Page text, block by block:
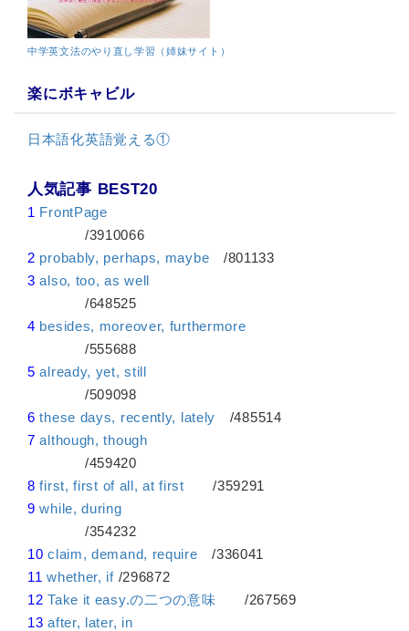
中学英文法のやり直し学習（姉妹サイト）
楽にボキャビル
日本語化英語覚える①
人気記事 BEST20
1 FrontPage
/3910066
2 probably, perhaps, maybe /801133
3 also, too, as well
/648525
4 besides, moreover, furthermore
/555688
5 already, yet, still
/509098
6 these days, recently, lately /485514
7 although, though
/459420
8 first, first of all, at first /359291
9 while, during
/354232
10 claim, demand, require /336041
11 whether, if/296872
12 Take it easy.の二つの意味 /267569
13 after, later, in